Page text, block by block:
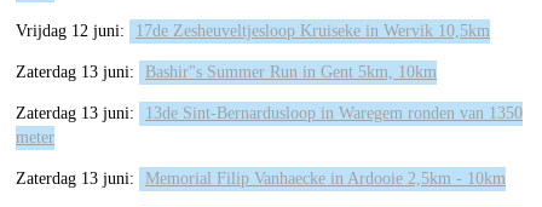
Vrijdag 12 juni: 17de Zesheuveltjesloop Kruiseke in Wervik 10,5km
Zaterdag 13 juni: Bashir"s Summer Run in Gent 5km, 10km
Zaterdag 13 juni:
13de Sint-Bernardusloop in Waregem ronden van 1350
meter
Zaterdag 13 juni: Memorial Filip Vanhaecke in Ardooie 2,5km - 10km